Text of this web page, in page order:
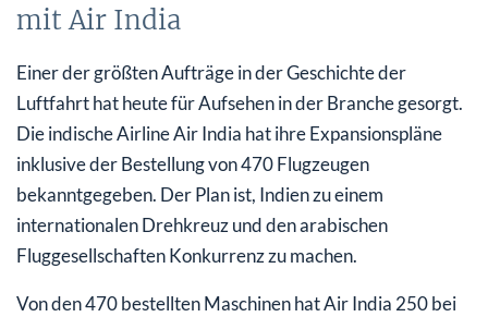
mit Air India
Einer der größten Aufträge in der Geschichte der
Luftfahrt hat heute für Aufsehen in der Branche gesorgt.
Die indische Airline Air India hat ihre Expansionspläne
inklusive der Bestellung von 470 Flugzeugen
bekanntgegeben. Der Plan ist, Indien zu einem
internationalen Drehkreuz und den arabischen
Fluggesellschaften Konkurrenz zu machen.
Von den 470 bestellten Maschinen hat Air India 250 bei